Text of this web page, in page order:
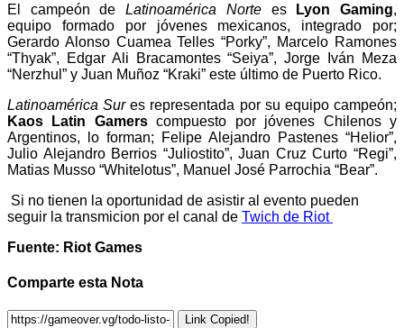
El campeón deLatinoamérica Nortees Lyon Gaming,
equipo formado por jóvenes mexicanos, integrado por;
Gerardo Alonso Cuamea Telles “Porky”, Marcelo Ramones
“Thyak”, Edgar Ali Bracamontes “Seiya”, Jorge Iván Meza
“Nerzhul” y Juan Muñoz “Kraki” este último de Puerto Rico.
Latinoamérica Sures representada por su equipo campeón;
Kaos Latin Gamerscompuesto por jóvenes Chilenos y
Argentinos, lo forman; Felipe Alejandro Pastenes “Helior”,
Julio Alejandro Berrios “Juliostito”, Juan Cruz Curto “Regi”,
Matias Musso “Whitelotus”, Manuel José Parrochia “Bear”.
Si no tienen la oportunidad de asistir al evento pueden
seguir la transmicion por el canal de Twich de Riot
Fuente: Riot Games
Comparte esta Nota
Link Copied!